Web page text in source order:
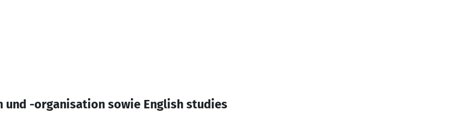
-organisation sowie English studies